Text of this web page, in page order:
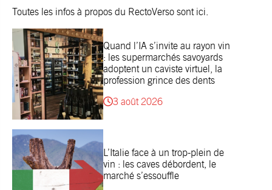
Toutes les infos à propos du RectoVerso sont ici.
Quand l’IA s’invite au rayon vin
: les supermarchés savoyards
adoptent un caviste virtuel, la
profession grince des dents
3 août 2026
L’Italie face à un trop-plein de
vin : les caves débordent, le
marché s’essouffle